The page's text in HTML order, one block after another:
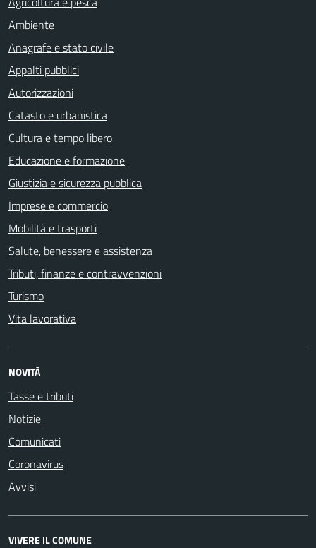
Ambiente
Anagrafe e stato civile
Appalti pubblici
Autorizzazioni
Catasto e urbanistica
Cultura e tempo libero
Educazione e formazione
Giustizia e sicurezza pubblica
Imprese e commercio
Mobilità e trasporti
Salute, benessere e assistenza
Tributi, finanze e contravvenzioni
Turismo
Vita lavorativa
NOVITÀ
Tasse e tributi
Notizie
Comunicati
Coronavirus
Avvisi
VIVERE IL COMUNE